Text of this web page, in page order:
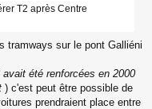
T2 après Centre
tramways sur le pont Galliéni
avait été renforcées en 2000
) c'est peut être possible de
prendraient place entre